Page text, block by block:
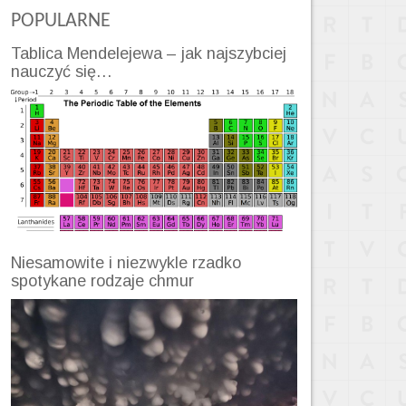
POPULARNE
Tablica Mendelejewa – jak najszybciej
nauczyć się…
Niesamowite i niezwykle rzadko
spotykane rodzaje chmur